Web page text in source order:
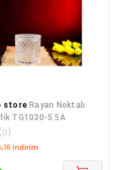
store Rayan Noktalı
TG1030-5.5A
(0)